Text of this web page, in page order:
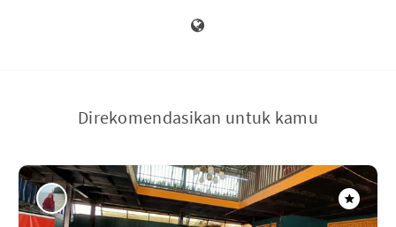
Direkomendasikan untuk kamu